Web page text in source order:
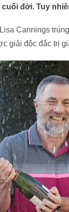
đời. Tuy
Cannings
giải độc đắc trị